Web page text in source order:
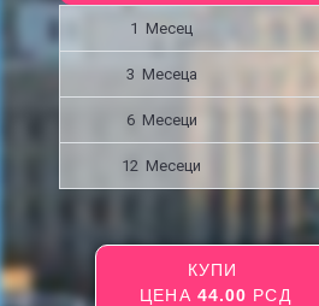
1 Месец
3 Месецa
6 Месеци
12 Месеци
КУПИ
ЦЕНА 44.00 РСД